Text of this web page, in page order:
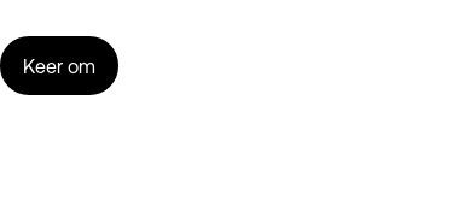
Keer om